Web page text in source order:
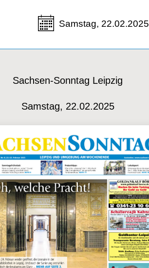
Samstag, 22.02.2025
Sachsen-Sonntag Leipzig
Samstag, 22.02.2025